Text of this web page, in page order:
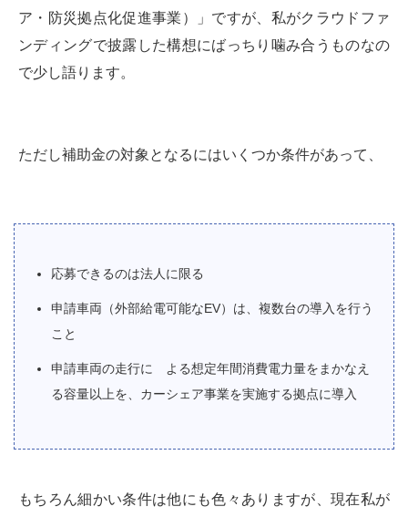
ア・防災拠点化促進事業）」ですが、私がクラウドファ
ンディングで披露した構想にばっちり噛み合うものなの
で少し語ります。
ただし補助金の対象となるにはいくつか条件があって、
応募できるのは法人に限る
申請車両（外部給電可能なEV）は、複数台の導入を行う
こと
申請車両の走行に よる想定年間消費電力量をまかなえ
る容量以上を、カーシェア事業を実施する拠点に導入
もちろん細かい条件は他にも色々ありますが、現在私が